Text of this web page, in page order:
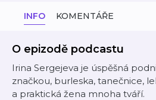
INFO KOMENTÁŘE
O epizodě podcastu
Irina Sergejeva je úspěšná
značkou, burleska, tanečnice,
a praktická žena mnoha tváří.